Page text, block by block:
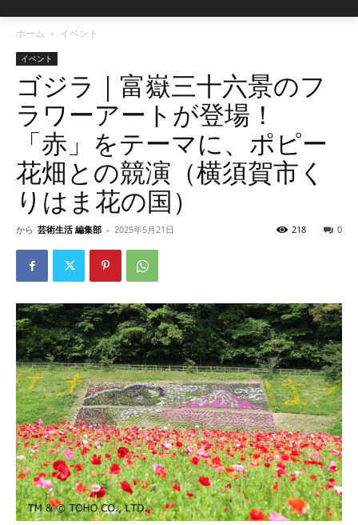
ホーム イベント
イベント
ゴジラ｜富嶽三十六景のフ
ラワーアートが登場！
「赤」をテーマに、ポピー
花畑との競演（横須賀市く
りはま花の国）
から 芸術生活 編集部 - 2025年5月21日 0
218